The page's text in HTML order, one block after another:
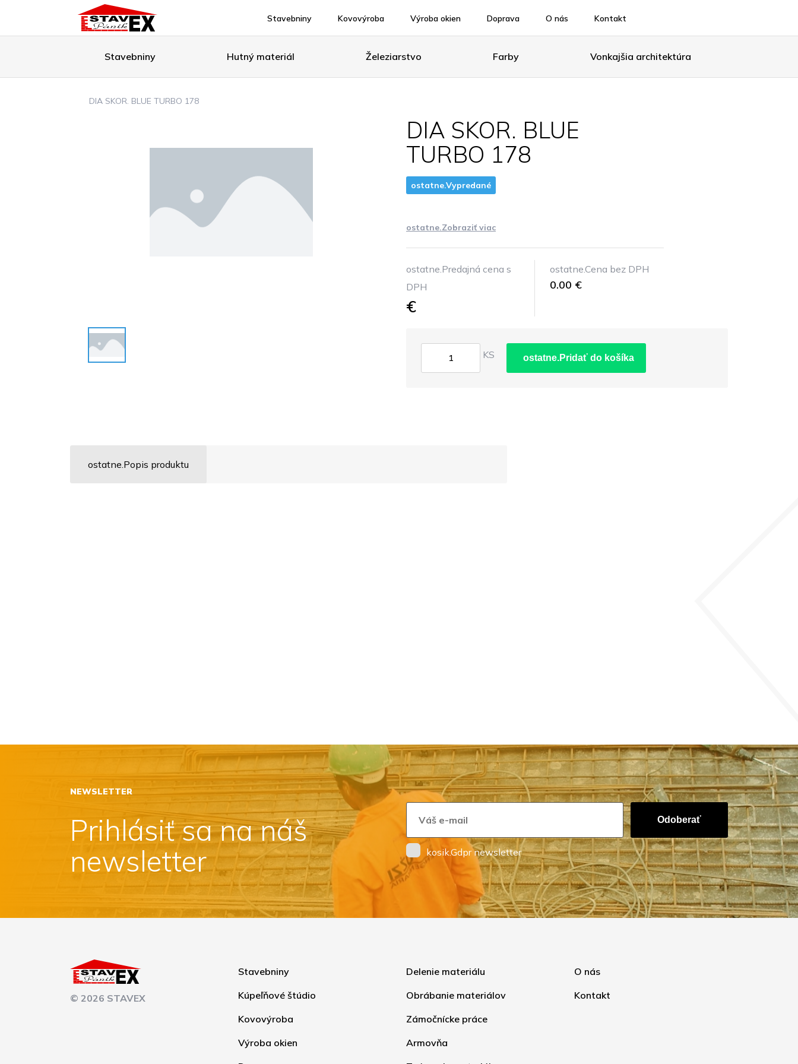
Stavebniny Kovovýroba Výroba okien Doprava O nás Kontakt
Stavebniny Hutný materiál Železiarstvo Farby Vonkajšia architektúra
DIA SKOR. BLUE TURBO 178
DIA SKOR. BLUE
TURBO 178
ostatne.Vypredané
ostatne.Zobraziť viac
ostatne.Predajná cena s
DPH
€
ostatne.Cena bez DPH
0.00 €
KS ostatne.Pridať do košíka
ostatne.Popis produktu
NEWSLETTER
Prihlásiť sa na náš
newsletter
Odoberať
kosik.Gdpr newsletter
© 2026 STAVEX
Stavebniny
Kúpeľňové štúdio
Kovovýroba
Výroba okien
Delenie materiálu
Obrábanie materiálov
Zámočnícke práce
Armovňa
O nás
Kontakt